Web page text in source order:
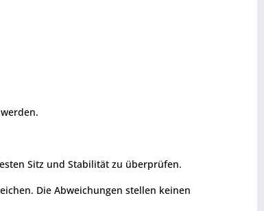
Sitz und Stabilität zu überprüfen.
Die Abweichungen stellen keinen